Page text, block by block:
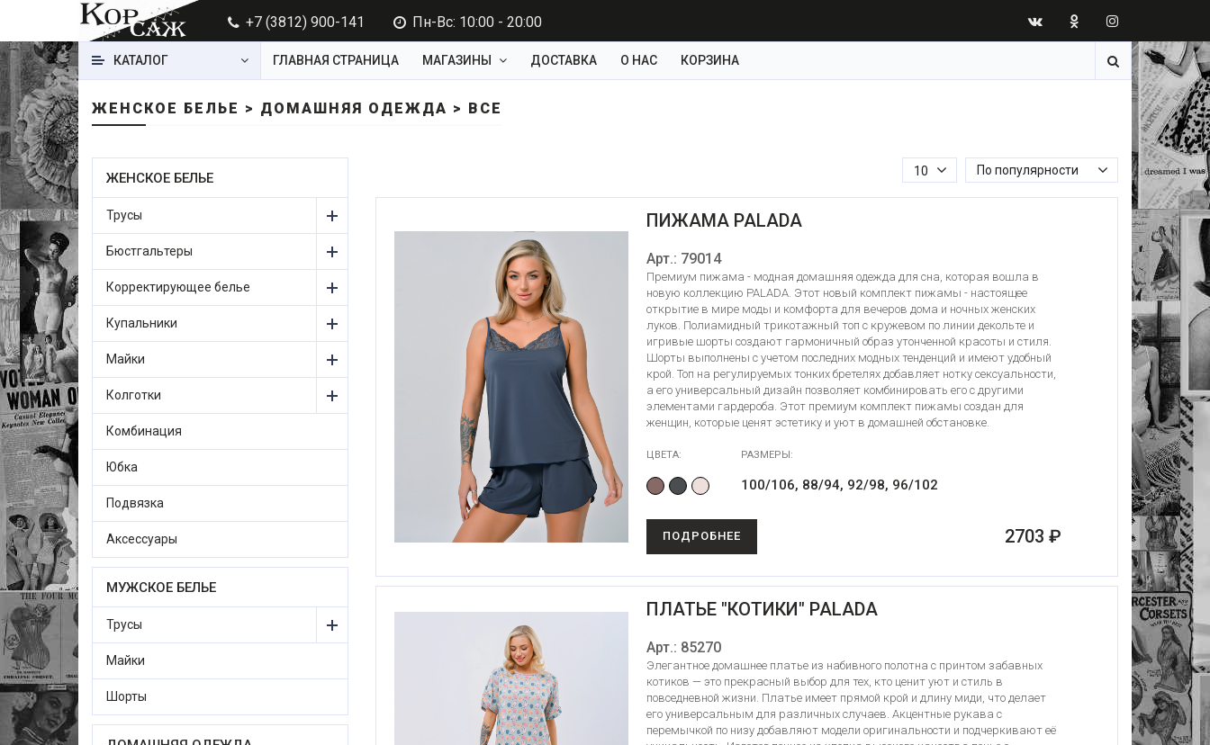
+7 (3812) 900-141 Пн-Вс: 10:00 - 20:00
КАТАЛОГ ГЛАВНАЯ СТРАНИЦА МАГАЗИНЫ ДОСТАВКА О НАС КОРЗИНА
ЖЕНСКОЕ БЕЛЬЕ > ДОМАШНЯЯ ОДЕЖДА > ВСЕ
ЖЕНСКОЕ БЕЛЬЕ
Трусы
Бюстгальтеры
Корректирующее белье
Купальники
Майки
Колготки
Комбинация
Юбка
Подвязка
Аксессуары
МУЖСКОЕ БЕЛЬЕ
Трусы
Майки
Шорты
По популярности
10
ПИЖАМА PALADA
Арт.: 79014
Премиум пижама - модная домашняя одежда для сна, которая вошла в
новую коллекцию PALADA. Этот новый комплект пижамы - настоящее
открытие в мире моды и комфорта для вечеров дома и ночных женских
луков. Полиамидный трикотажный топ с кружевом по линии декольте и
игривые шорты создают гармоничный образ утонченной красоты и стиля.
Шорты выполнены с учетом последних модных тенденций и имеют удобный
крой. Топ на регулируемых тонких бретелях добавляет нотку сексуальности,
а его универсальный дизайн позволяет комбинировать его с другими
элементами гардероба. Этот премиум комплект пижамы создан для
женщин, которые ценят эстетику и уют в домашней обстановке.
ЦВЕТА: РАЗМЕРЫ:
100/106, 88/94, 92/98, 96/102
ПОДРОБНЕЕ 2703 ₽
ПЛАТЬЕ "КОТИКИ" PALADA
Арт.: 85270
Элегантное домашнее платье из набивного полотна с принтом забавных
котиков — это прекрасный выбор для тех, кто ценит уют и стиль в
повседневной жизни. Платье имеет прямой крой и длину миди, что делает
его универсальным для различных случаев. Акцентные рукава с
перемычкой по низу добавляют модели оригинальности и подчеркивают её